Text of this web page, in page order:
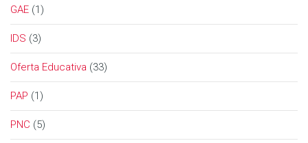
GAE (1)
IDS (3)
Oferta Educativa (33)
PAP (1)
PNC (5)